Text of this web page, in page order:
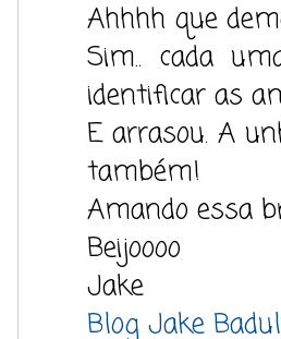
Ahhhh que
Sim.. cada
identificar as
E arrasou. A
também!
Amando essa
Beijoooo
Jake
Blog Jake